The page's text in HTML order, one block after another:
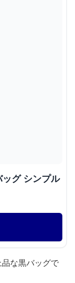
グ シンプル
な黒バッグで